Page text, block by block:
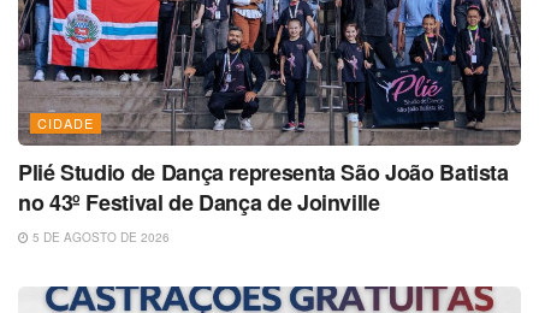
CIDADE
Plié Studio de Dança representa São João Batista
no 43º Festival de Dança de Joinville
5 DE AGOSTO DE 2026